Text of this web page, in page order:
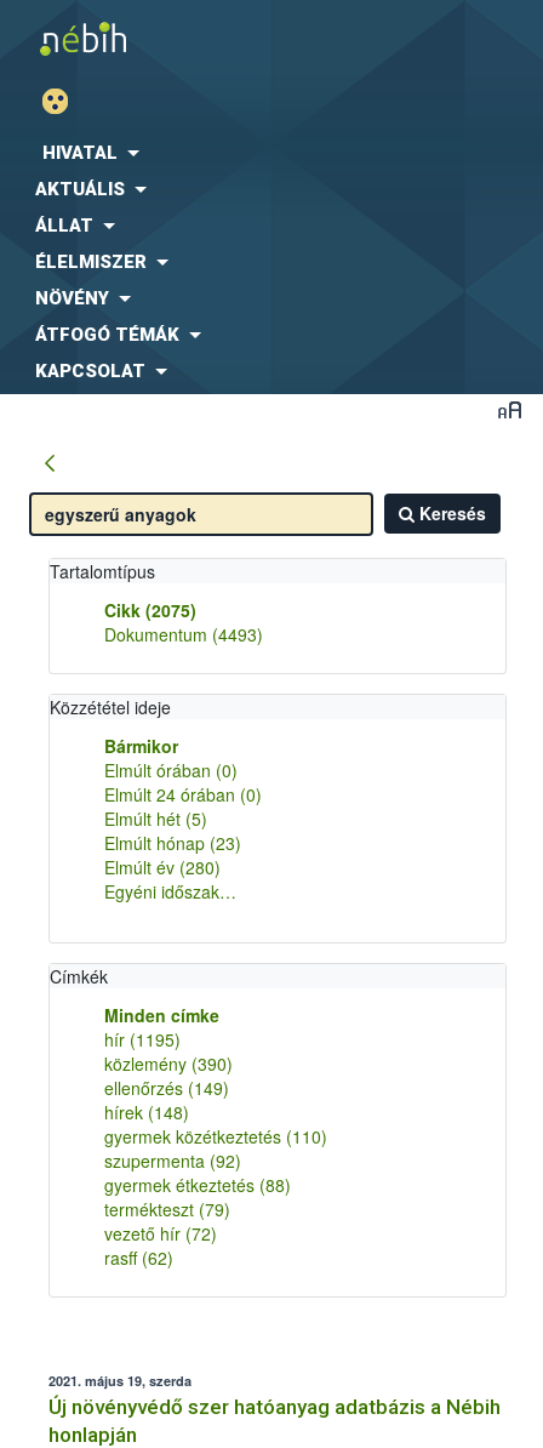
HIVATAL
AKTUÁLIS
ÁLLAT
ÉLELMISZER
NÖVÉNY
ÁTFOGÓ TÉMÁK
KAPCSOLAT
Keresés
Tartalomtípus
Cikk (2075)
Dokumentum (4493)
Közzététel ideje
Bármikor
Elmúlt órában (0)
Elmúlt 24 órában (0)
Elmúlt hét (5)
Elmúlt hónap (23)
Elmúlt év (280)
Egyéni időszak…
Címkék
Minden címke
hír (1195)
közlemény (390)
ellenőrzés (149)
hírek (148)
gyermek közétkeztetés (110)
szupermenta (92)
gyermek étkeztetés (88)
termékteszt (79)
vezető hír (72)
rasff (62)
2021. május 19, szerda
Új növényvédő szer hatóanyag adatbázis a Nébih
honlapján